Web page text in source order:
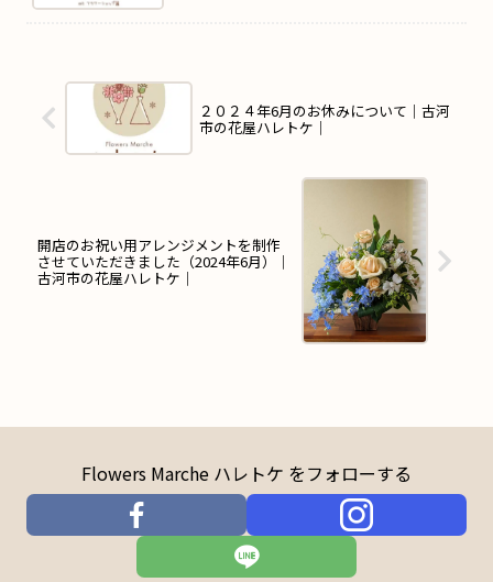
２０２４年6月のお休みについて｜古河
市の花屋ハレトケ｜
開店のお祝い用アレンジメントを制作
させていただきました（2024年6月）｜
古河市の花屋ハレトケ｜
Flowers Marche ハレトケ をフォローする